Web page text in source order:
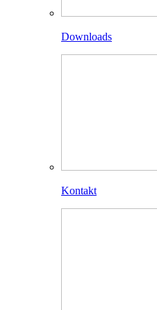
Downloads
Kontakt